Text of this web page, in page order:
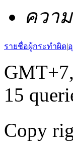
ควา
รายชื่อผู้กระทำผิด|
15
Copy